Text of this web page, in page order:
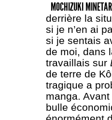
MOCHIZUKI
derrière la
si je n’en ai
si je sentais
de moi, dans
travaillais sur
de terre de
tragique a
manga.
bulle